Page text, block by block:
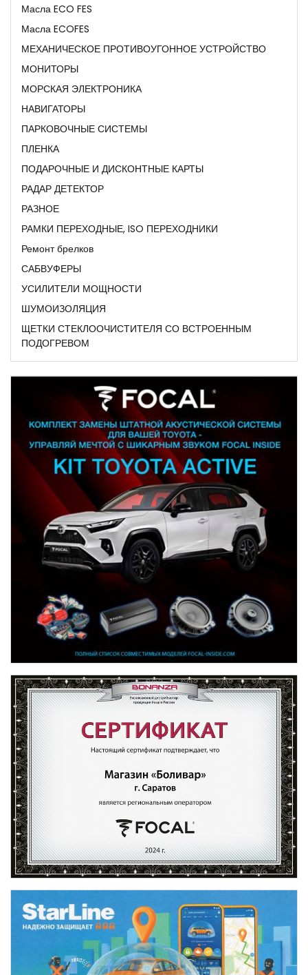
Масла ECO FES
Масла ECOFES
МЕХАНИЧЕСКОЕ ПРОТИВОУГОННОЕ УСТРОЙСТВО
МОНИТОРЫ
МОРСКАЯ ЭЛЕКТРОНИКА
НАВИГАТОРЫ
ПАРКОВОЧНЫЕ СИСТЕМЫ
ПЛЕНКА
ПОДАРОЧНЫЕ И ДИСКОНТНЫЕ КАРТЫ
РАДАР ДЕТЕКТОР
РАЗНОЕ
РАМКИ ПЕРЕХОДНЫЕ, ISO ПЕРЕХОДНИКИ
Ремонт брелков
САБВУФЕРЫ
УСИЛИТЕЛИ МОЩНОСТИ
ШУМОИЗОЛЯЦИЯ
ЩЕТКИ СТЕКЛООЧИСТИТЕЛЯ СО ВСТРОЕННЫМ
ПОДОГРЕВОМ